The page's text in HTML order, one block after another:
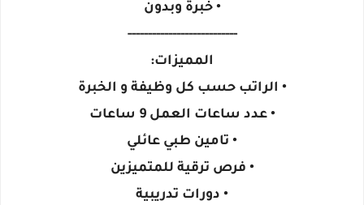
• خبرة وبدون
---------------------------
المميزات:
• الراتب حسب كل وظيفة و الخبرة
• عدد ساعات العمل 9 ساعات
• تامين طبي عائلي
• فرص ترقية للمتميزين
• دورات تدريبية